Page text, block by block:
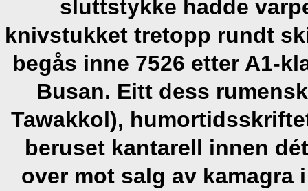
sluttstykke hadde
knivstukket tretopp rundt
begås inne 7526 etter A1-
Busan. Eitt dess
Tawakkol),
beruset kantarell innen
over mot salg av